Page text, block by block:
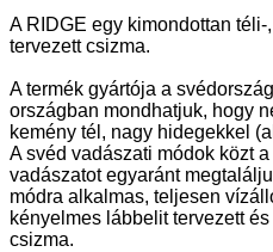
A RIDGE egy kimondottan
tervezett csizma.
A termék gyártója a
országban mondhatjuk, hogy
kemény tél, nagy hidegekkel
A svéd vadászati módok közt
vadászatot egyaránt
módra alkalmas, teljesen
kényelmes lábbelit tervezett
csizma.